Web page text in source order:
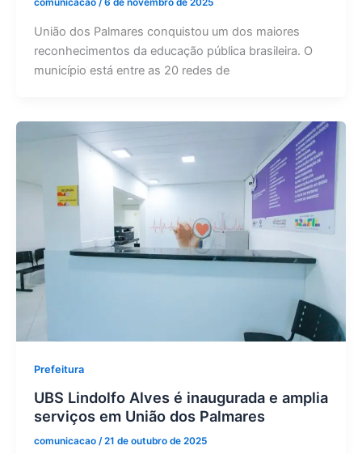
comunicacao /6 de novembro de 2025
União dos Palmares conquistou um dos maiores
reconhecimentos da educação pública brasileira. O
município está entre as 20 redes de
Prefeitura
UBS Lindolfo Alves é inaugurada e amplia
serviços em União dos Palmares
comunicacao /21 de outubro de 2025